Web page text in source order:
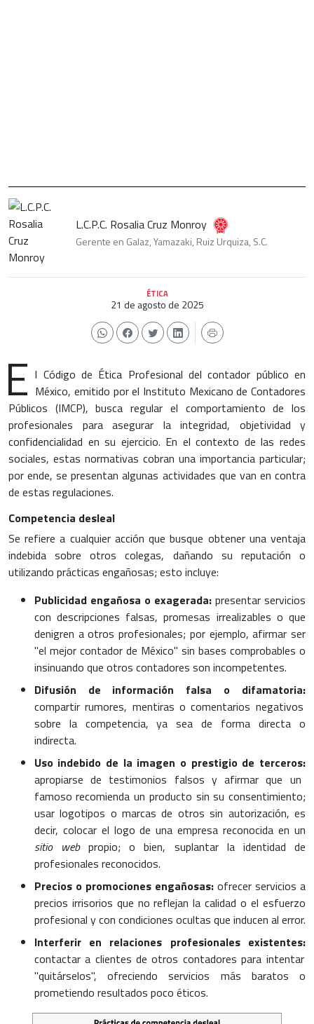
L.C.P.C. Rosalia Cruz Monroy
Gerente en Galaz, Yamazaki, Ruiz Urquiza, S.C.
ÉTICA
21 de agosto de 2025
E l Código de Ética Profesional del contador público en
México, emitido por el Instituto Mexicano de Contadores
Públicos (IMCP), busca regular el comportamiento de los
profesionales para asegurar la integridad, objetividad y
confidencialidad en su ejercicio. En el contexto de las redes
sociales, estas normativas cobran una importancia particular;
por ende, se presentan algunas actividades que van en contra
de estas regulaciones.
Competencia desleal
Se refiere a cualquier acción que busque obtener una ventaja
indebida sobre otros colegas, dañando su reputación o
utilizando prácticas engañosas; esto incluye:
Publicidad engañosa o exagerada:presentar servicios
con descripciones falsas, promesas irrealizables o que
denigren a otros profesionales; por ejemplo, afirmar ser
"el mejor contador de México" sin bases comprobables o
insinuando que otros contadores son incompetentes.
Difusión de información falsa o difamatoria:
compartir rumores, mentiras o comentarios negativos
sobre la competencia, ya sea de forma directa o
indirecta.
Uso indebido de la imagen o prestigio de terceros:
apropiarse de testimonios falsos y afirmar que un
famoso recomienda un producto sin su consentimiento;
usar logotipos o marcas de otros sin autorización, es
decir, colocar el logo de una empresa reconocida en un
sitio webpropio; o bien, suplantar la identidad de
profesionales reconocidos.
Precios o promociones engañosas:ofrecer servicios a
precios irrisorios que no reflejan la calidad o el esfuerzo
profesional y con condiciones ocultas que inducen al error.
Interferir en relaciones profesionales existentes:
contactar a clientes de otros contadores para intentar
"quitárselos", ofreciendo servicios más baratos o
prometiendo resultados poco éticos.